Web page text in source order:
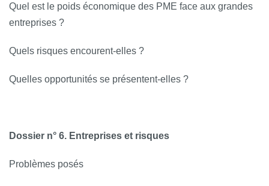
Quel est le poids économique des PME face aux grandes
entreprises ?
Quels risques encourent-elles ?
Quelles opportunités se présentent-elles ?
Dossier n° 6. Entreprises et risques
Problèmes posés